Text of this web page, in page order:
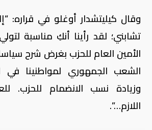
وقال كيليتشدار أوغلو في قراره:
تشابني؛ لقد رأينا أنكِ مناسبة
الأمين العام للحزب بغرض شرح
الشعب الجمهوري لمواطنينا في
وزيادة نسب الانضمام للحزب.
اللازم…”.